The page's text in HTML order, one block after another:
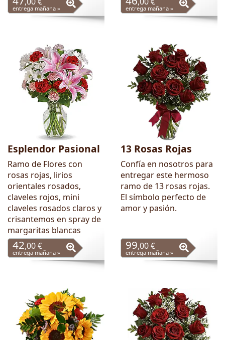
entrega mañana » entrega mañana »
Esplendor Pasional
Ramo de Flores con
rosas rojas, lirios
orientales rosados,
claveles rojos, mini
claveles rosados claros y
crisantemos en spray de
margaritas blancas
42,00 €
entrega mañana »
13 Rosas Rojas
Confía en nosotros para
entregar este hermoso
ramo de 13 rosas rojas.
El símbolo perfecto de
amor y pasión.
99,00 €
entrega mañana »